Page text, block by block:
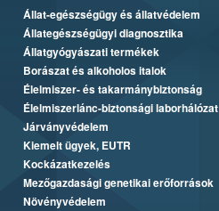
Állat-egészségügy és állatvédelem
Állategészségügyi diagnosztika
Állatgyógyászati termékek
Borászat és alkoholos italok
Élelmiszer- és takarmánybiztonság
Élelmiszerlánc-biztonsági laborhálózat
Járványvédelem
Kiemelt ügyek, EUTR
Kockázatkezelés
Mezőgazdasági genetikai erőforrások
Növényvédelem